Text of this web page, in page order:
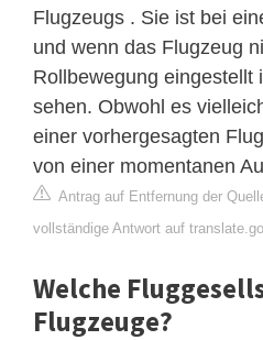
Flugzeugs . Sie ist bei
und wenn das Flugzeug
Rollbewegung eingestellt
sehen. Obwohl es
einer vorhergesagten
von einer momentanen
Antrag auf Entfernung der
vollständige Antwort auf
Welche
Flugzeuge?